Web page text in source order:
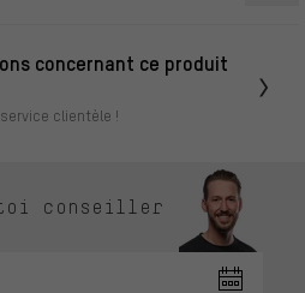
concernant ce produit
clientèle !
conseiller